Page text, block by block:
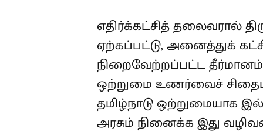
எதிர்க்கட்சித் தலைவரால்
ஏற்கப்பட்டு, அனைத்துக்
நிறைவேற்றப்பட்ட தீர்மானம்
ஒற்றுமை உணர்வைச்
தமிழ்நாடு ஒற்றுமையாக
அரசும் நினைக்க இது